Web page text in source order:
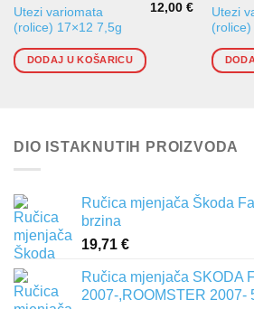
Utezi variomata
(rolice) 17×12 7,5g
12,00€
DODAJ U KOŠARICU
Utezi
DIO ISTAKNUTIH PROIZVODA
Ručica mjenjača Škoda
brzina
19,71 €
Ručica mjenjača SKODA
2007-,ROOMSTER 2007-